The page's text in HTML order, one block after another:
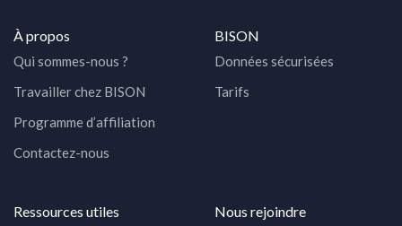
À propos
Qui sommes-nous ?
Travailler chez BISON
Programme d’affiliation
Contactez-nous
BISON
Données sécurisées
Tarifs
Ressources utiles Nous rejoindre